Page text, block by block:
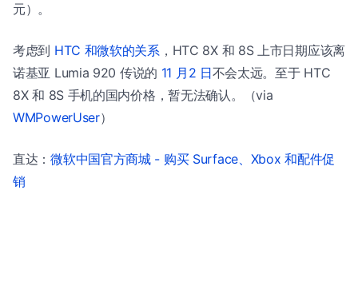
元）。
考虑到 HTC 和微软的关系，HTC 8X 和 8S 上市日期应该离
诺基亚 Lumia 920 传说的 11 月2 日不会太远。至于 HTC
8X 和 8S 手机的国内价格，暂无法确认。（via
WMPowerUser）
直达：微软中国官方商城 - 购买 Surface、Xbox 和配件促
销